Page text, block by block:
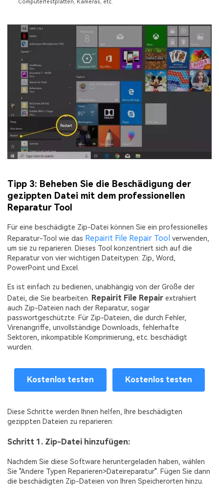
Computerfestplatten, Kameras, etc.
Tipp 3: Beheben Sie die Beschädigung der
gezippten Datei mit dem professionellen
Reparatur Tool
Für eine beschädigte Zip-Datei können Sie ein professionelles
Reparatur-Tool wie das Repairit File Repair Tool verwenden,
um sie zu reparieren. Dieses Tool konzentriert sich auf die
Reparatur von vier wichtigen Dateitypen: Zip, Word,
PowerPoint und Excel.
Es ist einfach zu bedienen, unabhängig von der Größe der
Datei, die Sie bearbeiten. Repairit File Repair extrahiert
auch Zip-Dateien nach der Reparatur, sogar
passwortgeschützte. Für Zip-Dateien, die durch Fehler,
Virenangriffe, unvollständige Downloads, fehlerhafte
Sektoren, inkompatible Komprimierung, etc. beschädigt
wurden.
Kostenlos testen Kostenlos testen
Diese Schritte werden Ihnen helfen, Ihre beschädigten
gezippten Dateien zu reparieren:
Schritt 1. Zip-Datei hinzufügen:
Nachdem Sie diese Software heruntergeladen haben, wählen
Sie "Andere Typen Reparieren>Dateireparatur". Fügen Sie dann
die beschädigten Zip-Dateien von Ihren Speicherorten hinzu.